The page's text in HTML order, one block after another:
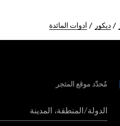
ديكور أدوات المائدة
مُحدّد موقع المتجر
الدولة/المنطقة، المدينة